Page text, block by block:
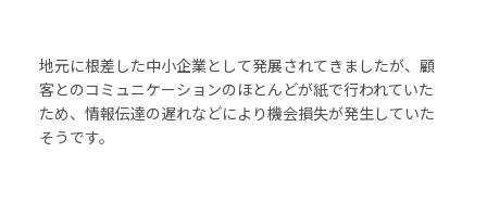
地元に根差した中⼩企業として発展されてきましたが、顧
客とのコミュニケーションのほとんどが紙で⾏われていた
ため、情報伝達の遅れなどにより機会損失が発⽣していた
そうです。